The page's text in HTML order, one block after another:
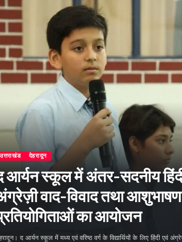
देहरादून
आर्यन स्कूल में अंतर-सदनीय
वाद-विवाद तथा आशुभाषण
का आयोजन
द आर्यन स्कूल में मध्य एवं वरिष्ठ वर्ग के विद्यार्थियों के लिए हिंदी एवं